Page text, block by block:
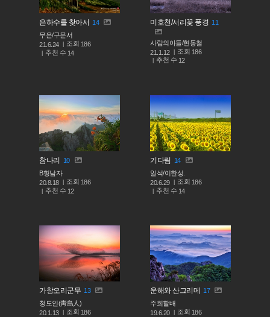
은하수를 찾아서 14
무은/구문서
21.6.24
조회 186
추천 수 14
미호천/서리꽃 풍경 11
사람의아들/현동철
21.1.12
조회 186
추천 수 12
참나리
10
B형남자
20.8.18
조회 186
추천 수 12
기다림
14
일석/이한성.
20.6.29
조회 186
추천 수 14
가창오리군무 13
청도인(靑島人)
20.1.13
조회 186
운해와 산그리메
17
주희할배
19.6.20
조회 186